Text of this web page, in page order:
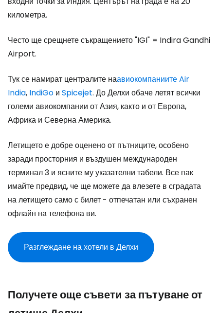
километра.
Често ще срещнете съкращението"IGI" = Indira Gandhi
Airport.
Тук се намират централите наавиокомпаниите Air
India, IndiGo и Spicejet. До Делхи обаче летят всички
големи авиокомпании от Азия, както и от Европа,
Африка и Северна Америка.
Летището е добре оценено от пътниците, особено
заради просторния и въздушен международен
терминал 3 и ясните му указателни табели. Все пак
имайте предвид, че ще можете да влезете в сградата
на летището само с билет - отпечатан или съхранен
офлайн на телефона ви.
Разглеждане на хотели в Делхи
Получете още съвети за пътуване от